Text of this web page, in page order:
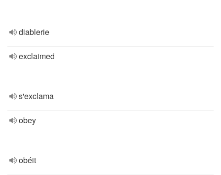
diablerie
exclaimed
s'exclama
obey
obéit